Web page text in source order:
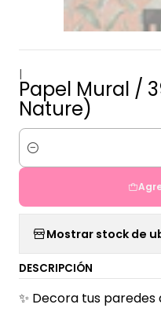
|
Papel Mural /
Nature)
Cantidad
Mostrar stock de
DESCRIPCIÓN
✨ Decora tus